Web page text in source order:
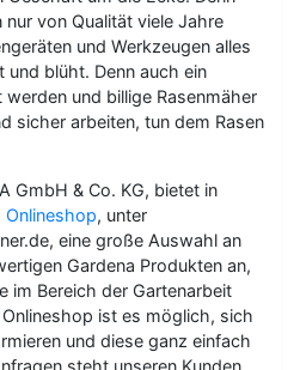
von Qualität viele Jahre
und Werkzeugen alles
blüht. Denn auch ein
und billige Rasenmäher
sicher arbeiten, tun dem Rasen
GmbH & Co. KG, bietet in
Onlineshop, unter
eine große Auswahl an
Gardena Produkten an,
im Bereich der Gartenarbeit
ist es möglich, sich
und diese ganz einfach
steht unseren Kunden,